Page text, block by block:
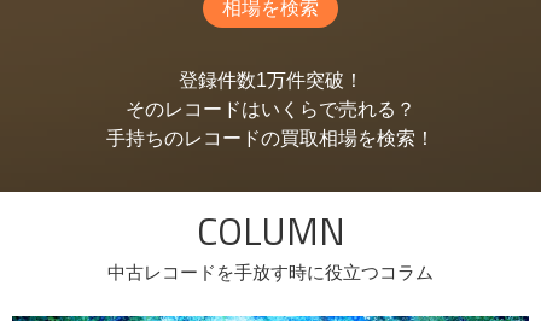
登録件数1万件突破！
そのレコードはいくらで売れる？
手持ちのレコードの買取相場を検索！
COLUMN
中古レコードを手放す時に役立つコラム